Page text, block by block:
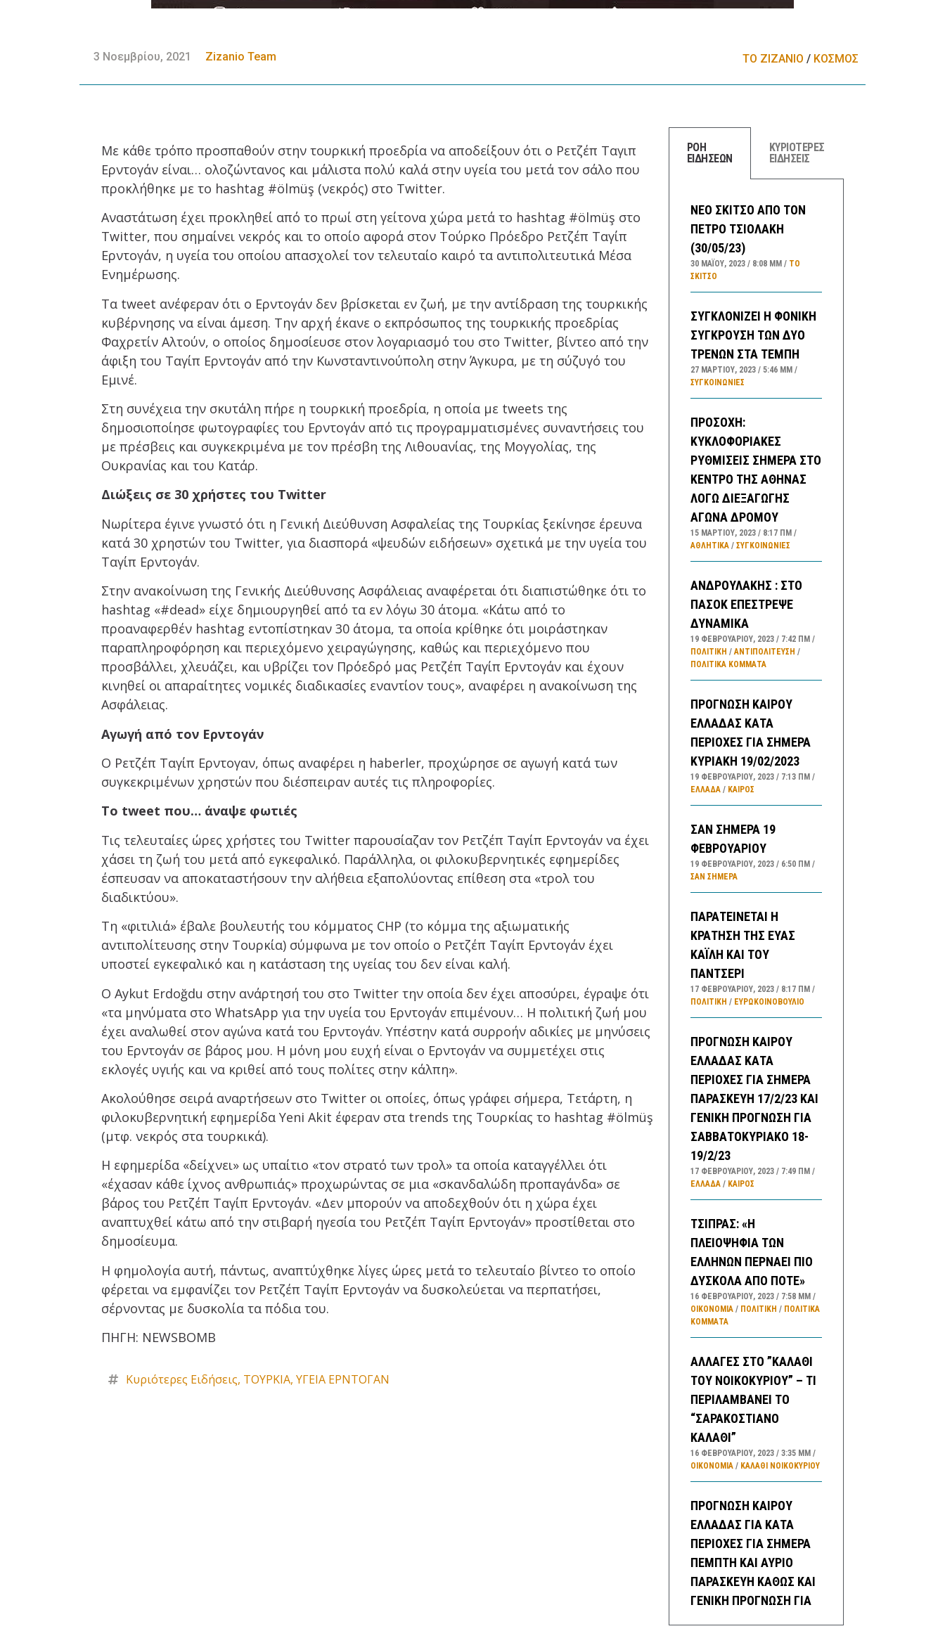
3 Νοεμβρίου, 2021 Zizanio Team ΤΟ ΖΙΖΑΝΙΟ / ΚΟΣΜΟΣ
Με κάθε τρόπο προσπαθούν στην τουρκική προεδρία να αποδείξουν ότι ο Ρετζέπ Ταγιπ
Ερντογάν είναι… ολοζώντανος και μάλιστα πολύ καλά στην υγεία του μετά τον σάλο που
προκλήθηκε με το hashtag #ölmüş (νεκρός) στο Twitter.
Αναστάτωση έχει προκληθεί από το πρωί στη γείτονα χώρα μετά το hashtag #ölmüş στο
Twitter, που σημαίνει νεκρός και το οποίο αφορά στον Τούρκο Πρόεδρο Ρετζέπ Ταγίπ
Ερντογάν, η υγεία του οποίου απασχολεί τον τελευταίο καιρό τα αντιπολιτευτικά Μέσα
Ενημέρωσης.
Τα tweet ανέφεραν ότι ο Ερντογάν δεν βρίσκεται εν ζωή, με την αντίδραση της τουρκικής
κυβέρνησης να είναι άμεση. Την αρχή έκανε ο εκπρόσωπος της τουρκικής προεδρίας
Φαχρετίν Αλτούν, ο οποίος δημοσίευσε στον λογαριασμό του στο Twitter, βίντεο από την
άφιξη του Ταγίπ Ερντογάν από την Κωνσταντινούπολη στην Άγκυρα, με τη σύζυγό του
Εμινέ.
Στη συνέχεια την σκυτάλη πήρε η τουρκική προεδρία, η οποία με tweets της
δημοσιοποίησε φωτογραφίες του Ερντογάν από τις προγραμματισμένες συναντήσεις του
με πρέσβεις και συγκεκριμένα με τον πρέσβη της Λιθουανίας, της Μογγολίας, της
Ουκρανίας και του Κατάρ.
Διώξεις σε 30 χρήστες του Twitter
Νωρίτερα έγινε γνωστό ότι η Γενική Διεύθυνση Ασφαλείας της Τουρκίας ξεκίνησε έρευνα
κατά 30 χρηστών του Twitter, για διασπορά «ψευδών ειδήσεων» σχετικά με την υγεία του
Ταγίπ Ερντογάν.
Στην ανακοίνωση της Γενικής Διεύθυνσης Ασφάλειας αναφέρεται ότι διαπιστώθηκε ότι το
hashtag «#dead» είχε δημιουργηθεί από τα εν λόγω 30 άτομα. «Κάτω από το
προαναφερθέν hashtag εντοπίστηκαν 30 άτομα, τα οποία κρίθηκε ότι μοιράστηκαν
παραπληροφόρηση και περιεχόμενο χειραγώγησης, καθώς και περιεχόμενο που
προσβάλλει, χλευάζει, και υβρίζει τον Πρόεδρό μας Ρετζέπ Ταγίπ Ερντογάν και έχουν
κινηθεί οι απαραίτητες νομικές διαδικασίες εναντίον τους», αναφέρει η ανακοίνωση της
Ασφάλειας.
Αγωγή από τον Ερντογάν
Ο Ρετζέπ Ταγίπ Ερντογαν, όπως αναφέρει η haberler, προχώρησε σε αγωγή κατά των
συγκεκριμένων χρηστών που διέσπειραν αυτές τις πληροφορίες.
Το tweet που… άναψε φωτιές
Τις τελευταίες ώρες χρήστες του Twitter παρουσίαζαν τον Ρετζέπ Ταγίπ Ερντογάν να έχει
χάσει τη ζωή του μετά από εγκεφαλικό. Παράλληλα, οι φιλοκυβερνητικές εφημερίδες
έσπευσαν να αποκαταστήσουν την αλήθεια εξαπολύοντας επίθεση στα «τρολ του
διαδικτύου».
Τη «φιτιλιά» έβαλε βουλευτής του κόμματος CHP (το κόμμα της αξιωματικής
αντιπολίτευσης στην Τουρκία) σύμφωνα με τον οποίο ο Ρετζέπ Ταγίπ Ερντογάν έχει
υποστεί εγκεφαλικό και η κατάσταση της υγείας του δεν είναι καλή.
Ο Aykut Erdoğdu στην ανάρτησή του στο Twitter την οποία δεν έχει αποσύρει, έγραψε ότι
«τα μηνύματα στο WhatsApp για την υγεία του Ερντογάν επιμένουν… Η πολιτική ζωή μου
έχει αναλωθεί στον αγώνα κατά του Ερντογάν. Υπέστην κατά συρροήν αδικίες με μηνύσεις
του Ερντογάν σε βάρος μου. Η μόνη μου ευχή είναι ο Ερντογάν να συμμετέχει στις
εκλογές υγιής και να κριθεί από τους πολίτες στην κάλπη».
Ακολούθησε σειρά αναρτήσεων στο Twitter οι οποίες, όπως γράφει σήμερα, Τετάρτη, η
φιλοκυβερνητική εφημερίδα Yeni Akit έφεραν στα trends της Τουρκίας το hashtag #ölmüş
(μτφ. νεκρός στα τουρκικά).
Η εφημερίδα «δείχνει» ως υπαίτιο «τον στρατό των τρολ» τα οποία καταγγέλλει ότι
«έχασαν κάθε ίχνος ανθρωπιάς» προχωρώντας σε μια «σκανδαλώδη προπαγάνδα» σε
βάρος του Ρετζέπ Ταγίπ Ερντογάν. «Δεν μπορούν να αποδεχθούν ότι η χώρα έχει
αναπτυχθεί κάτω από την στιβαρή ηγεσία του Ρετζέπ Ταγίπ Ερντογάν» προστίθεται στο
δημοσίευμα.
Η φημολογία αυτή, πάντως, αναπτύχθηκε λίγες ώρες μετά το τελευταίο βίντεο το οποίο
φέρεται να εμφανίζει τον Ρετζέπ Ταγίπ Ερντογάν να δυσκολεύεται να περπατήσει,
σέρνοντας με δυσκολία τα πόδια του.
ΠΗΓΗ: NEWSBOMB
Κυριότερες Ειδήσεις, ΤΟΥΡΚΙΑ,ΥΓΕΙΑ ΕΡΝΤΟΓΑΝ
ΡΟΗ
ΕΙΔΗΣΕΩΝ
ΚΥΡΙΟΤΕΡΕΣ
ΕΙΔΗΣΕΙΣ
ΝΕΟ ΣΚΙΤΣΟ ΑΠΟ ΤΟΝ
ΠΕΤΡΟ ΤΣΙΟΛΑΚΗ
(30/05/23)
30 ΜΑΪ́ΟΥ, 2023 8:08 ΜΜ
ΤΟ
ΣΚΊΤΣΟ
ΣΥΓΚΛΟΝΙΖΕΙ Η ΦΟΝΙΚΗ
ΣΥΓΚΡΟΥΣΗ ΤΩΝ ΔΥΟ
ΤΡΕΝΩΝ ΣΤΑ ΤΕΜΠΗ
27 ΜΑΡΤΊΟΥ, 2023 5:46 ΜΜ
ΣΥΓΚΟΙΝΩΝΊΕΣ
ΠΡΟΣΟΧΗ:
ΚΥΚΛΟΦΟΡΙΑΚΕΣ
ΡΥΘΜΙΣΕΙΣ ΣΗΜΕΡΑ ΣΤΟ
ΚΕΝΤΡΟ ΤΗΣ ΑΘΗΝΑΣ
ΛΟΓΩ ΔΙΕΞΑΓΩΓΗΣ
ΑΓΩΝΑ ΔΡΟΜΟΥ
15 ΜΑΡΤΊΟΥ, 2023 8:17 ΠΜ
ΑΘΛΗΤΙΚΑ/ ΣΥΓΚΟΙΝΩΝΊΕΣ
ΑΝΔΡΟΥΛΑΚΗΣ : ΣΤΟ
ΠΑΣΟΚ ΕΠΕΣΤΡΕΨΕ
ΔΥΝΑΜΙΚΑ
19 ΦΕΒΡΟΥΑΡΊΟΥ, 2023 7:42 ΠΜ
ΠΟΛΙΤΙΚΗ /ΑΝΤΙΠΟΛΊΤΕΥΣΗ /
ΠΟΛΙΤΙΚΆ ΚΌΜΜΑΤΑ
ΠΡΟΓΝΩΣΗ ΚΑΙΡΟΥ
ΕΛΛΑΔΑΣ ΚΑΤΑ
ΠΕΡΙΟΧΕΣ ΓΙΑ ΣΗΜΕΡΑ
ΚΥΡΙΑΚΗ 19/02/2023
19 ΦΕΒΡΟΥΑΡΊΟΥ, 2023 7:13 ΠΜ
ΕΛΛΑΔA/ ΚΑΙΡΌΣ
ΣΑΝ ΣΗΜΕΡΑ 19
ΦΕΒΡΟΥΑΡΙΟΥ
19 ΦΕΒΡΟΥΑΡΊΟΥ, 2023 6:50 ΠΜ
ΣΑΝ ΣΉΜΕΡΑ
ΠΑΡΑΤΕΙΝΕΤΑΙ Η
ΚΡΑΤΗΣΗ ΤΗΣ ΕΥΑΣ
ΚΑΪΛΗ ΚΑΙ ΤΟΥ
ΠΑΝΤΣΕΡΙ
17 ΦΕΒΡΟΥΑΡΊΟΥ, 2023 8:17 ΠΜ
ΠΟΛΙΤΙΚΗ / ΕΥΡΩΚΟΙΝΟΒΟΥΛΙΟ
ΠΡΟΓΝΩΣΗ ΚΑΙΡΟΥ
ΕΛΛΑΔΑΣ ΚΑΤΑ
ΠΕΡΙΟΧΕΣ ΓΙΑ ΣΗΜΕΡΑ
ΠΑΡΑΣΚΕΥΗ 17/2/23 ΚΑΙ
ΓΕΝΙΚΗ ΠΡΟΓΝΩΣΗ ΓΙΑ
ΣΑΒΒΑΤΟΚΥΡΙΑΚΟ 18-
19/2/23
17 ΦΕΒΡΟΥΑΡΊΟΥ, 2023 7:49 ΠΜ
ΕΛΛΑΔA/ ΚΑΙΡΌΣ
ΤΣΙΠΡΑΣ: «Η
ΠΛΕΙΟΨΗΦΙΑ ΤΩΝ
ΕΛΛΗΝΩΝ ΠΕΡΝΑΕΙ ΠΙΟ
ΔΥΣΚΟΛΑ ΑΠΟ ΠΟΤΕ»
16 ΦΕΒΡΟΥΑΡΊΟΥ, 2023 7:58 ΜΜ
ΟΙΚΟΝΟΜΙΑ/ ΠΟΛΙΤΙΚΗ / ΠΟΛΙΤΙΚΆ
ΚΌΜΜΑΤΑ
ΑΛΛΑΓΕΣ ΣΤΟ ”ΚΑΛΑΘΙ
ΤΟΥ ΝΟΙΚΟΚΥΡΙΟΥ” – ΤΙ
ΠΕΡΙΛΑΜΒΑΝΕΙ ΤΟ
“ΣΑΡΑΚΟΣΤΙΑΝΟ
ΚΑΛΑΘΙ”
16 ΦΕΒΡΟΥΑΡΊΟΥ, 2023 3:35 ΜΜ
ΟΙΚΟΝΟΜΙΑ/ ΚΑΛΑΘΙ ΝΟΙΚΟΚΥΡΙΟΥ
ΠΡΟΓΝΩΣΗ ΚΑΙΡΟΥ
ΕΛΛΑΔΑΣ ΓΙΑ ΚΑΤΑ
ΠΕΡΙΟΧΕΣ ΓΙΑ ΣΗΜΕΡΑ
ΠΕΜΠΤΗ ΚΑΙ ΑΥΡΙΟ
ΠΑΡΑΣΚΕΥΗ ΚΑΘΩΣ ΚΑΙ
ΓΕΝΙΚΗ ΠΡΟΓΝΩΣΗ ΓΙΑ